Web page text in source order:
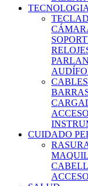
TECNOLOGIA
CABLES
CUIDADO